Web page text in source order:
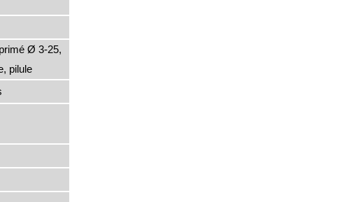
Ø 3-25,
pilule